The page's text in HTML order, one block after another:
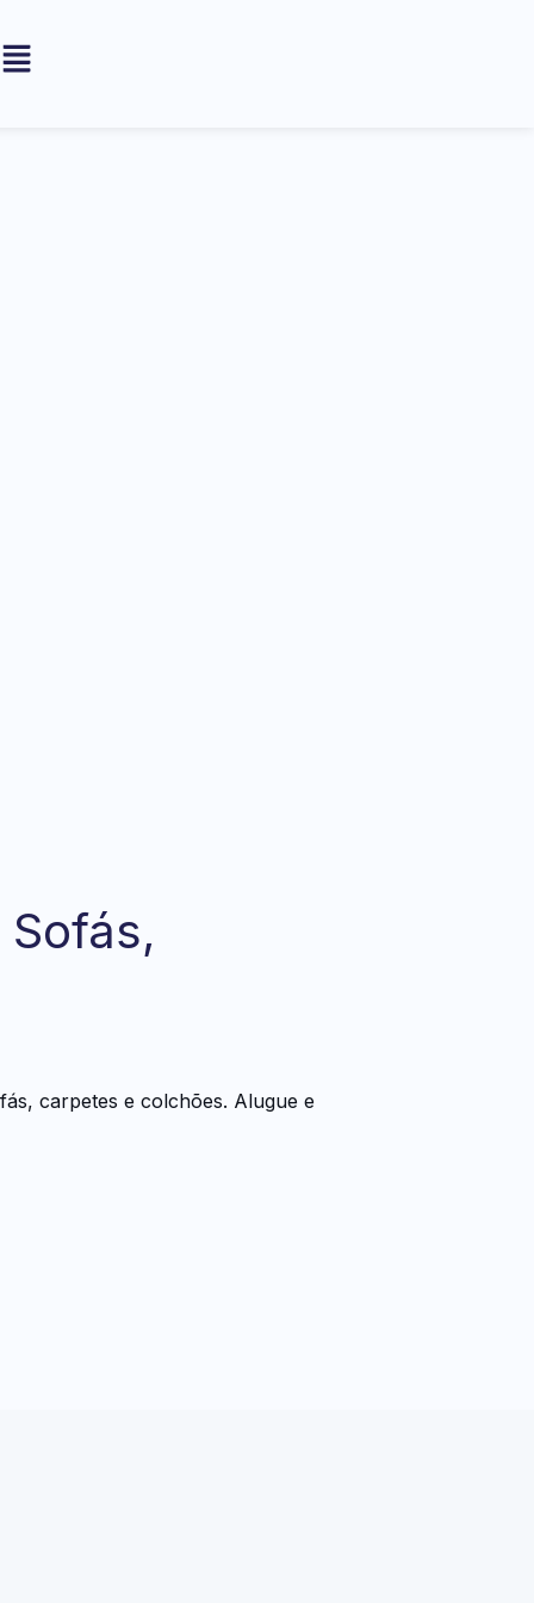
carpetes e colchões. Alugue e